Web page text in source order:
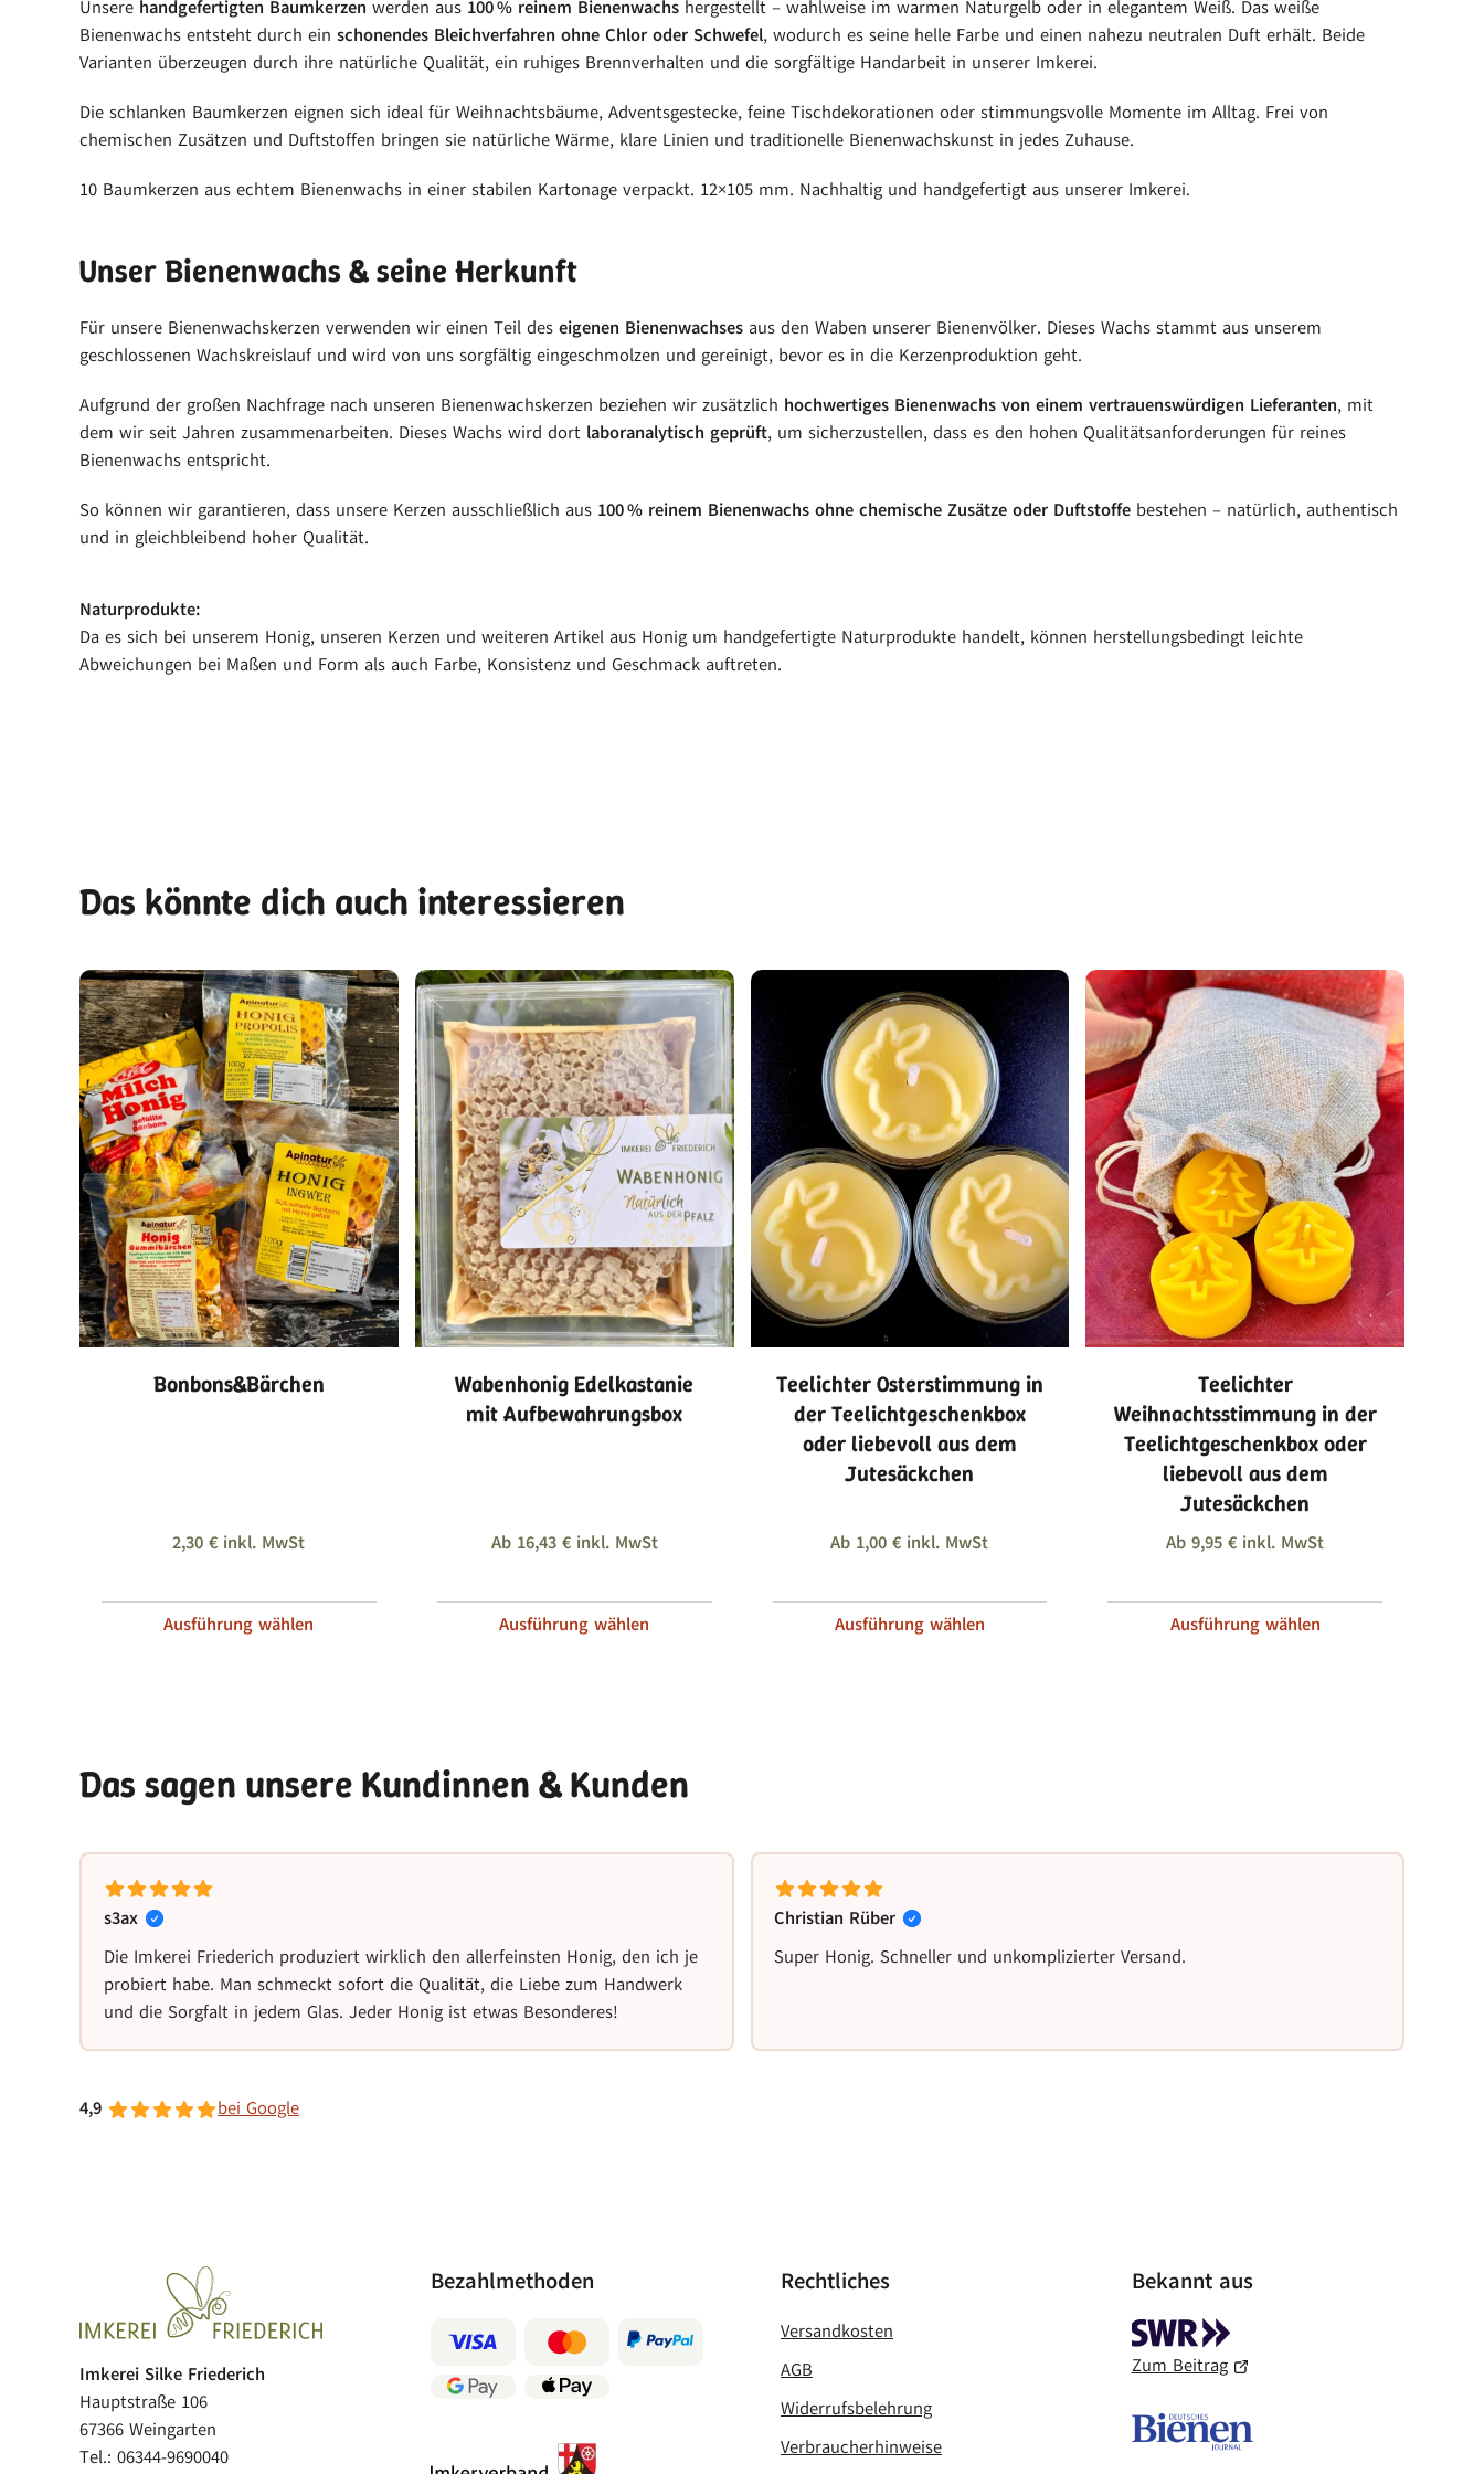
Unsere handgefertigten Baumkerzen werden aus 100 % reinem Bienenwachs hergestellt – wahlweise im warmen Naturgelb oder in elegantem Weiß. Das weiße
Bienenwachs entsteht durch ein schonendes Bleichverfahren ohne Chlor oder Schwefel, wodurch es seine helle Farbe und einen nahezu neutralen Duft erhält. Beide
Varianten überzeugen durch ihre natürliche Qualität, ein ruhiges Brennverhalten und die sorgfältige Handarbeit in unserer Imkerei.
Die schlanken Baumkerzen eignen sich ideal für Weihnachtsbäume, Adventsgestecke, feine Tischdekorationen oder stimmungsvolle Momente im Alltag. Frei von
chemischen Zusätzen und Duftstoffen bringen sie natürliche Wärme, klare Linien und traditionelle Bienenwachskunst in jedes Zuhause.
10 Baumkerzen aus echtem Bienenwachs in einer stabilen Kartonage verpackt. 12×105 mm. Nachhaltig und handgefertigt aus unserer Imkerei.
Unser Bienenwachs & seine Herkunft
Für unsere Bienenwachskerzen verwenden wir einen Teil des eigenen Bienenwachses aus den Waben unserer Bienenvölker. Dieses Wachs stammt aus unserem
geschlossenen Wachskreislauf und wird von uns sorgfältig eingeschmolzen und gereinigt, bevor es in die Kerzenproduktion geht.
Aufgrund der großen Nachfrage nach unseren Bienenwachskerzen beziehen wir zusätzlich hochwertiges Bienenwachs von einem vertrauenswürdigen Lieferanten, mit
dem wir seit Jahren zusammenarbeiten. Dieses Wachs wird dort laboranalytisch geprüft, um sicherzustellen, dass es den hohen Qualitätsanforderungen für reines
Bienenwachs entspricht.
So können wir garantieren, dass unsere Kerzen ausschließlich aus 100 % reinem Bienenwachs ohne chemische Zusätze oder Duftstoffe bestehen – natürlich, authentisch
und in gleichbleibend hoher Qualität.
Naturprodukte:
Da es sich bei unserem Honig, unseren Kerzen und weiteren Artikel aus Honig um handgefertigte Naturprodukte handelt, können herstellungsbedingt leichte
Abweichungen bei Maßen und Form als auch Farbe, Konsistenz und Geschmack auftreten.
Das könnte dich auch interessieren
Bonbons&Bärchen
2,30€ inkl. MwSt
Ausführung wählen
Wabenhonig Edelkastanie
mit Aufbewahrungsbox
Ab 16,43 €inkl. MwSt
Ausführung wählen
Teelichter Osterstimmung in
der Teelichtgeschenkbox
oder liebevoll aus dem
Jutesäckchen
Ab 1,00€ inkl. MwSt
Ausführung wählen
Teelichter
Weihnachtsstimmung in der
Teelichtgeschenkbox oder
liebevoll aus dem
Jutesäckchen
Ab9,95€ inkl. MwSt
Ausführung wählen
Das sagen unsere Kundinnen & Kunden
s3ax
Die Imkerei Friederich produziert wirklich den allerfeinsten Honig, den ich je
probiert habe. Man schmeckt sofort die Qualität, die Liebe zum Handwerk
und die Sorgfalt in jedem Glas. Jeder Honig ist etwas Besonderes!
Christian Rüber
Super Honig. Schneller und unkomplizierter Versand.
4,9 bei Google
Imkerei Silke Friederich
Hauptstraße 106
67366 Weingarten
Tel.: 06344-9690040
Bezahlmethoden Rechtliches
Versandkosten
AGB
Widerrufsbelehrung
Verbraucherhinweise
Bekannt aus
Zum Beitrag